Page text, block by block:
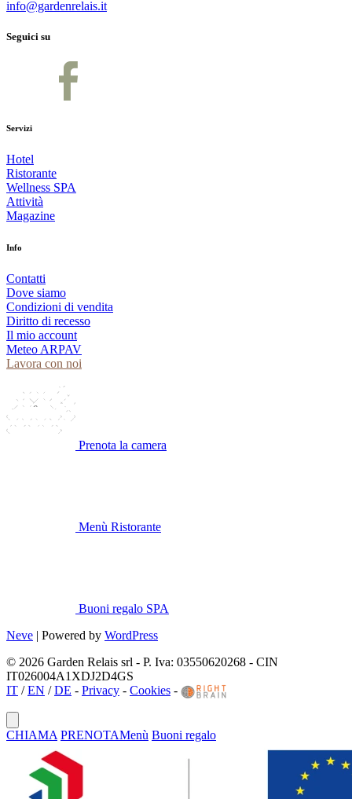
info@gardenrelais.it
Seguici su
Servizi
Hotel
Ristorante
Wellness SPA
Attività
Magazine
Info
Contatti
Dove siamo
Condizioni di vendita
Diritto di recesso
Il mio account
Meteo ARPAV
Lavora con noi
Prenota la camera
Menù Ristorante
Buoni regalo SPA
Neve | Powered by WordPress
© 2026 Garden Relais srl - P. Iva: 03550620268 - CIN
IT026004A1XDJ2D4GS
IT /EN /DE - Privacy - Cookies -
CHIAMA PRENOTAMenù Buoni regalo